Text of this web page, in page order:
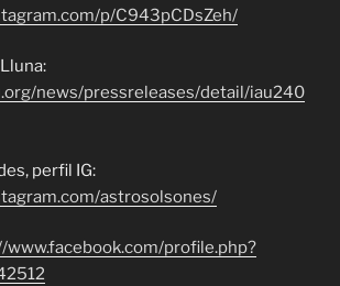
p/C943pCDsZeh/
news/pressreleases/detail/iau240
perfil IG:
astrosolsones/
www.facebook.com/profile.php?